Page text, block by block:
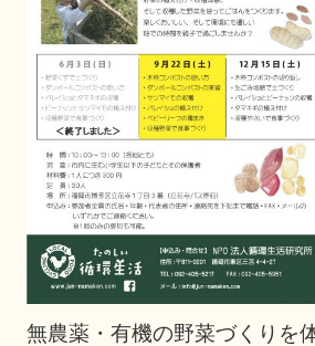
無農薬・有機の野菜づくりを